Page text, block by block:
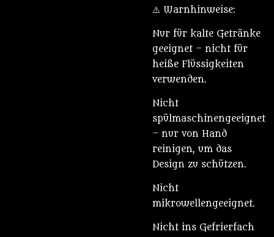
⚠️ Warnhinweise:
Nur für kalte Getränke
geeignet – nicht für
heiße Flüssigkeiten
verwenden.
Nicht
spülmaschinengeeignet
– nur von Hand
reinigen, um das
Design zu schützen.
Nicht
mikrowellengeeignet.
Nicht ins Gefrierfach